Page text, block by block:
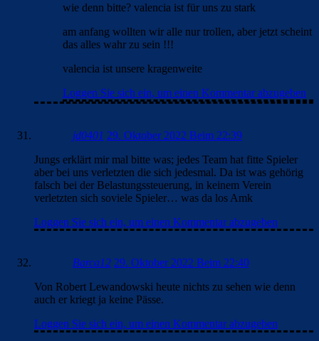
wie denn bitte? valencia ist für uns zu stark
am anfang wollten wir alle nur trollen, aber jetzt scheint
das alles wahr zu sein !!!
valencia ist unsere kragenweite
Loggen Sie sich ein, um einen Kommentar abzugeben
jd0401 29. Oktober 2022 Beim 22:39
Jungs erklärt mir mal bitte was; jedes Team hat fitte Spieler
aber bei uns verletzten die sich jedesmal. Da ist was gehörig
falsch bei der Belastungssteuerung, in keinem Verein
verletzten sich soviele Spieler… was da los Amk
Loggen Sie sich ein, um einen Kommentar abzugeben
Barca12 29. Oktober 2022 Beim 22:40
Von Robert Lewandowski heute nichts zu sehen wie denn
auch er kriegt ja keine Pässe.
Loggen Sie sich ein, um einen Kommentar abzugeben